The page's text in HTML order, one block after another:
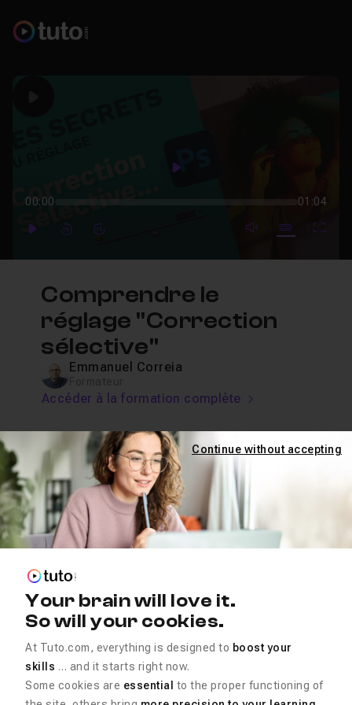
Play
00:00 01:04
PlayForwardForward mute video
Subtitles
Comprendre le
réglage "Correction
sélective"
Emmanuel Correia
Accéder à la formation complète